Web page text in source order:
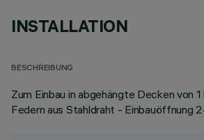
INSTALLATION
BESCHREIBUNG
Zum Einbau in abgehängte Decken von
Federn aus Stahldraht - Einbauöffnung